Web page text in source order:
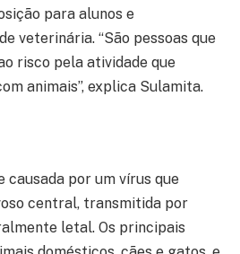
para alunos e
veterinária. “São pessoas que
risco pela atividade que
animais”, explica Sulamita.
causada por um vírus que
central, transmitida por
letal. Os principais